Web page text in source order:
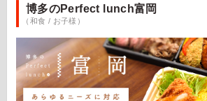
博多のPerfect lunch富岡
（和食 / お子様）